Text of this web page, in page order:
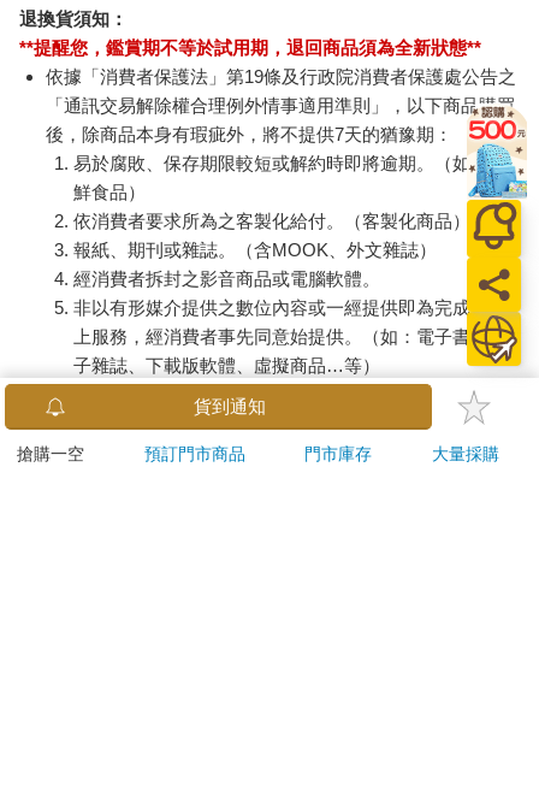
退換貨須知：
**提醒您，鑑賞期不等於試用期，退回商品須為全新狀態**
依據「消費者保護法」第19條及行政院消費者保護處公告之
「通訊交易解除權合理例外情事適用準則」，以下商品購買
後，除商品本身有瑕疵外，將不提供7天的猶豫期：
易於腐敗、保存期限較短或解約時即將逾期。（如：生
鮮食品）
依消費者要求所為之客製化給付。（客製化商品）
報紙、期刊或雜誌。（含MOOK、外文雜誌）
經消費者拆封之影音商品或電腦軟體。
非以有形媒介提供之數位內容或一經提供即為完成之線
上服務，經消費者事先同意始提供。（如：電子書、電
子雜誌、下載版軟體、虛擬商品…等）
已拆封之個人衛生用品。（如：內衣褲、刮鬍刀、除毛
若非上列種類商品，均享有到貨7天的猶豫期（含例假
貨到通知
搶購一空 預訂門市商品 門市庫存 大量採購